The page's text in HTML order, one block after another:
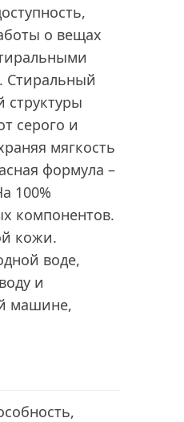
о вещах
Стиральный
серого и
мягкость
формула –
100%
компонентов.
кожи.
воде,
и
машине,